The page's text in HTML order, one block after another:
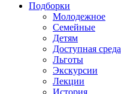
Подборки
Молодежное
Семейные
Детям
Доступная среда
Льготы
Экскурсии
Лекции
История